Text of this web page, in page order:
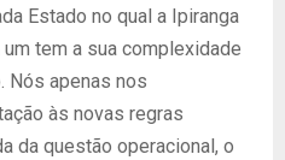
Estado no qual a Ipiranga
tem a sua complexidade
Nós apenas nos
às novas regras
da questão operacional, o